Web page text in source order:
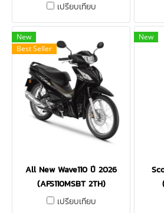
เปรียบเทียบ
New
Best Seller
All New Wave110 ปี 2026
(AFS110MSBT 2TH)
เปรียบเทียบ
New